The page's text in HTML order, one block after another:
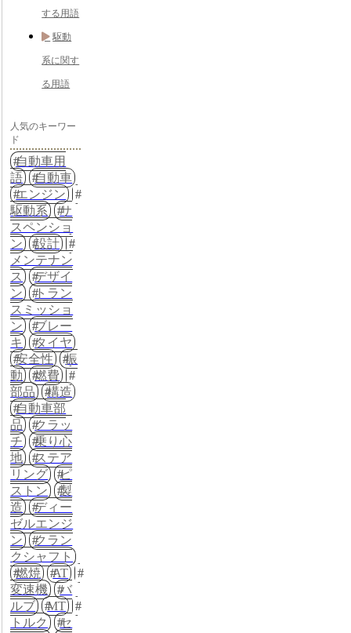
する用語
駆動
系に関す
る用語
人気のキーワー
ド
自動車用
語
自動車
エンジン
駆動系
サ
スペンショ
ン
設計
メンテナン
ス
デザイ
ン
トラン
スミッショ
ン
ブレー
キ
タイヤ
安全性
振
動
燃費
部品
構造
自動車部
品
クラッ
チ
乗り心
地
ステア
リング
ピ
ストン
製
造
ディー
ゼルエンジ
ン
クラン
クシャフト
燃焼
AT
変速機
バ
ルブ
MT
トルク
セ